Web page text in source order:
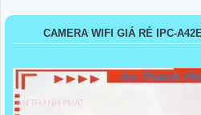
CAMERA WIFI GIÁ RẺ IPC-